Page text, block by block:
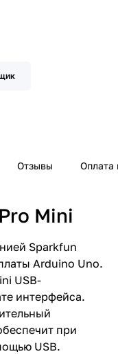
Отзывы Оплата
Mini
Sparkfun
Arduino Uno.
USB-
интерфейса.
при
USB.